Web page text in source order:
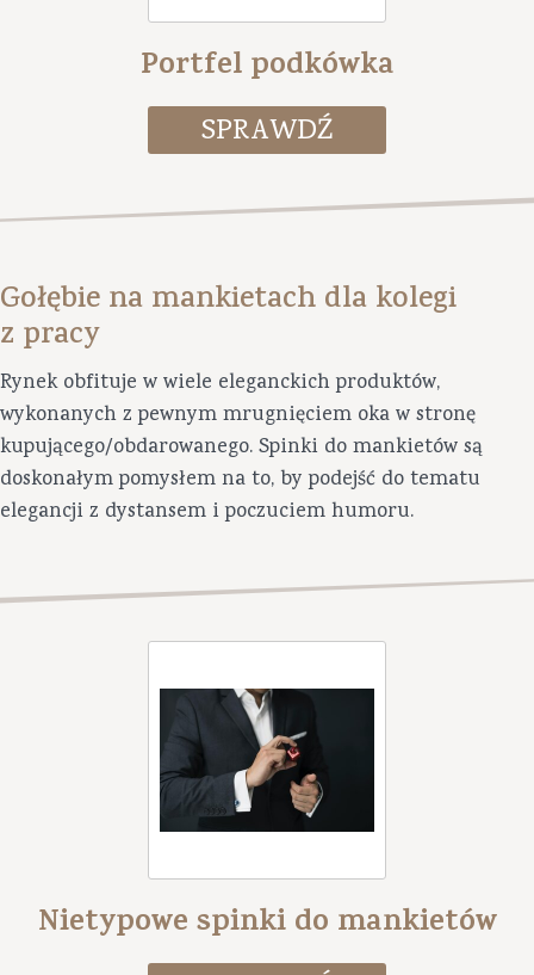
Portfel podkówka
Gołębie na mankietach dla kolegi
z pracy
Rynek obfituje w wiele eleganckich produktów,
wykonanych z pewnym mrugnięciem oka w stronę
kupującego/obdarowanego. Spinki do mankietów są
doskonałym pomysłem na to, by podejść do tematu
elegancji z dystansem i poczuciem humoru.
Nietypowe spinki do mankietów